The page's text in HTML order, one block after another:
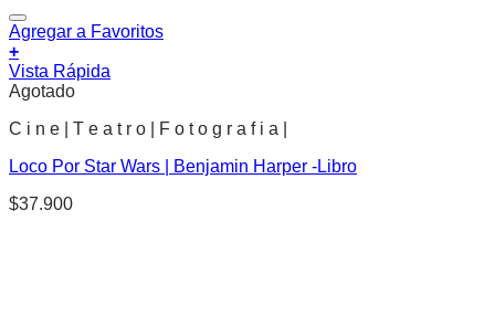
Agregar a Favoritos
+
Vista Rápida
Agotado
C i n e | T e a t r o | F o t o g r a f i a |
Loco Por Star Wars | Benjamin Harper -Libro
$37.900